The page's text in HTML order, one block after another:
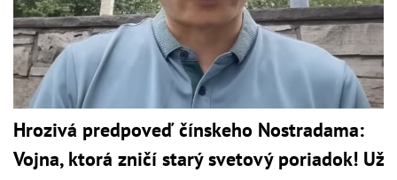
Hrozivá predpoveď čínskeho Nostradama:
Vojna, ktorá zničí starý svetový poriadok! Už